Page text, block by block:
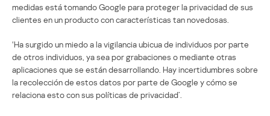
medidas está tomando Google para proteger la privacidad de sus
clientes en un producto con características tan novedosas.
‘Ha surgido un miedo a la vigilancia ubicua de individuos por parte
de otros individuos, ya sea por grabaciones o mediante otras
aplicaciones que se están desarrollando. Hay incertidumbres sobre
la recolección de estos datos por parte de Google y cómo se
relaciona esto con sus políticas de privacidad’.